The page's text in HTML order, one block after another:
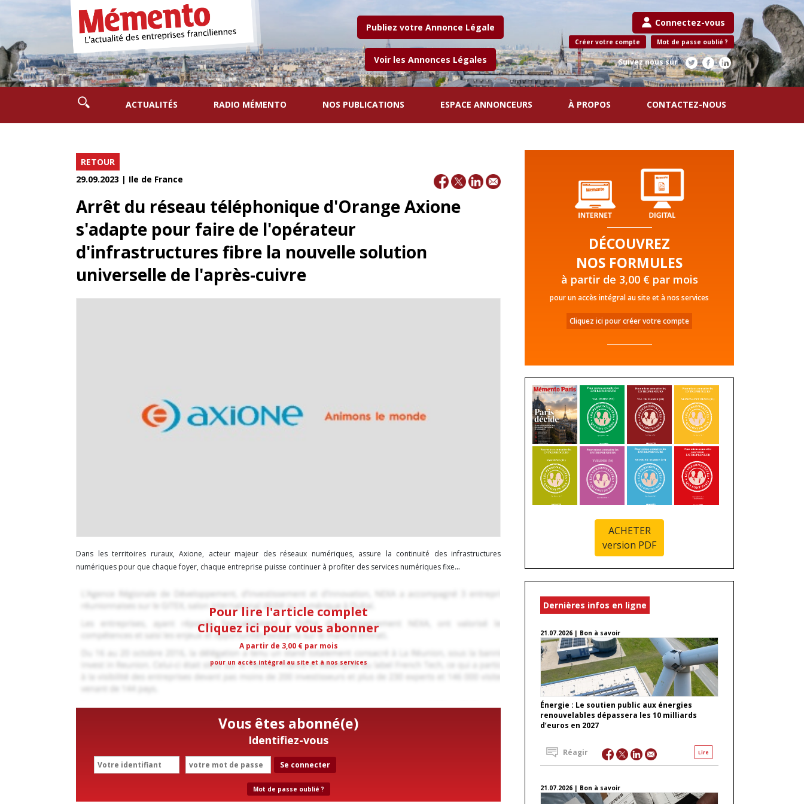
Publiez votre Annonce Légale
Voir les Annonces Légales
Connectez-vous
Créer votre compte Mot de passe oublié ?
Suivez nous sur
ACTUALITÉS RADIO MÉMENTO NOS PUBLICATIONS ESPACE ANNONCEURS À PROPOS CONTACTEZ-NOUS
RETOUR
29.09.2023 | Ile de France
Arrêt du réseau téléphonique d'Orange Axione
s'adapte pour faire de l'opérateur
d'infrastructures fibre la nouvelle solution
universelle de l'après-cuivre
Dans les territoires ruraux, Axione, acteur majeur des réseaux numériques, assure la continuité des infrastructures
numériques pour que chaque foyer, chaque entreprise puisse continuer à profiter des services numériques fixe...
Pour lire l'article complet
Cliquez ici pour vous abonner
A partir de 3,00 € par mois
pour un accès intégral au site et à nos services
Vous êtes abonné(e)
Identifiez-vous
Se connecter
Mot de passe oublié ?
DÉCOUVREZ
NOS FORMULES
à partir de 3,00 € par mois
pour un accès intégral au site et à nos services
Cliquez ici pour créer votre compte
ACHETER
version PDF
Dernières infos en ligne
21.07.2026 | Bon à savoir
Énergie : Le soutien public aux énergies
renouvelables dépassera les 10 milliards
d’euros en 2027
Lire
Réagir
21.07.2026 | Bon à savoir